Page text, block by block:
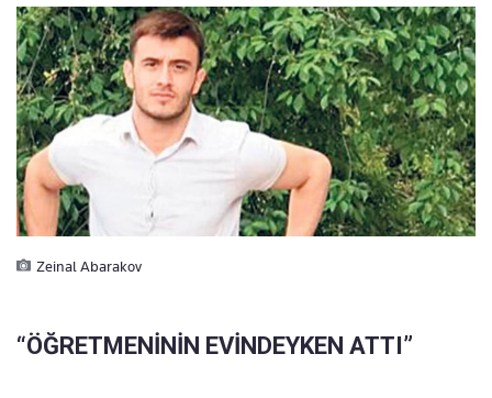
Zeinal Abarakov
“ÖĞRETMENİNİN EVİNDEYKEN ATTI”